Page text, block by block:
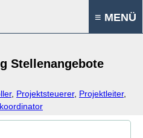
≡ MENÜ
Stellenangebote
, Projektsteuerer, Projektleiter,